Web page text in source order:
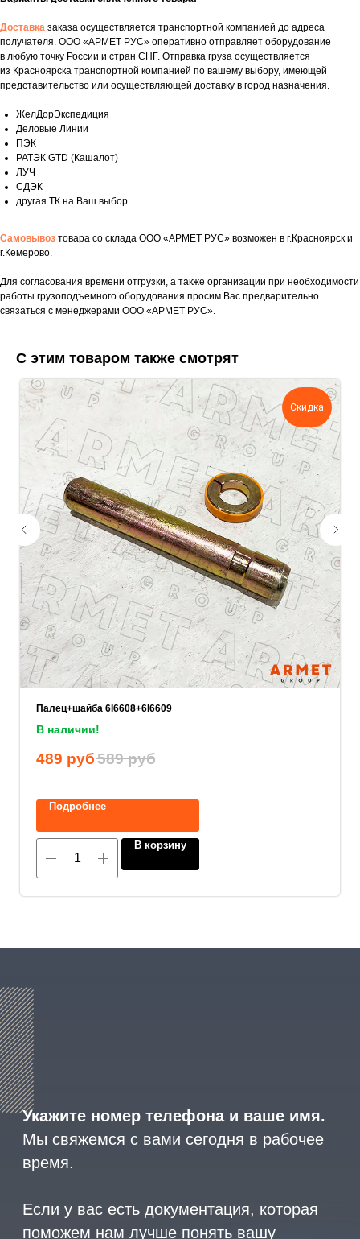
Доставка заказа осуществляется транспортной компанией до адреса
получателя. ООО «АРМЕТ РУС» оперативно отправляет оборудование
в любую точку России и стран СНГ. Отправка груза осуществляется
из Красноярска транспортной компанией по вашему выбору, имеющей
представительство или осуществляющей доставку в город назначения.
ЖелДорЭкспедиция
Деловые Линии
ПЭК
РАТЭК GTD (Кашалот)
ЛУЧ
СДЭК
другая ТК на Ваш выбор
Самовывоз товара со склада ООО «АРМЕТ РУС» возможен в г.Красноярск и
г.Кемерово.
Для согласования времени отгрузки, а также организации при необходимости
работы грузоподъемного оборудования просим Вас предварительно
связаться с менеджерами ООО «АРМЕТ РУС».
С этим товаром также смотрят
Скидка
Палец+шайба 6I6608+6I6609
В наличии!
489 руб589 руб
Подробнее
В корзину
Укажите номер телефона и ваше имя.
Мы свяжемся с вами сегодня в рабочее
время.
поможем нам лучше понять вашу
задачу — прикрепите её в поле ниже.
Нажимая на кнопку, вы соглашаетесь с
политикой конфиденциальности
Ваш телефон
Ваше имя
Прикрепите документацию (при наличии)
Add files
ОСТАВИТЬ ЗАЯВКУ
ИНН 2466160772 КПП 246601001 ОГРН
1152468015391
2023 © ARMET GROUP
Политика конфиденциальности
8 (800) 600-29-33
Эксклюзивный представитель